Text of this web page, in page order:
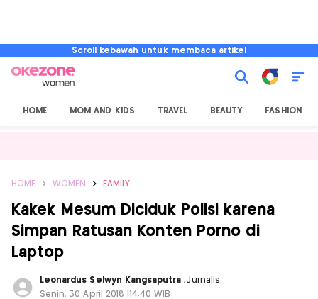
Scroll kebawah untuk membaca artikel
HOME MOM AND KIDS TRAVEL BEAUTY FASHION
HOME WOMEN FAMILY
Kakek Mesum Diciduk Polisi karena
Simpan Ratusan Konten Porno di
Laptop
Leonardus Selwyn Kangsaputra,Jurnalis
Senin, 30 April 2018 |14:40 WIB